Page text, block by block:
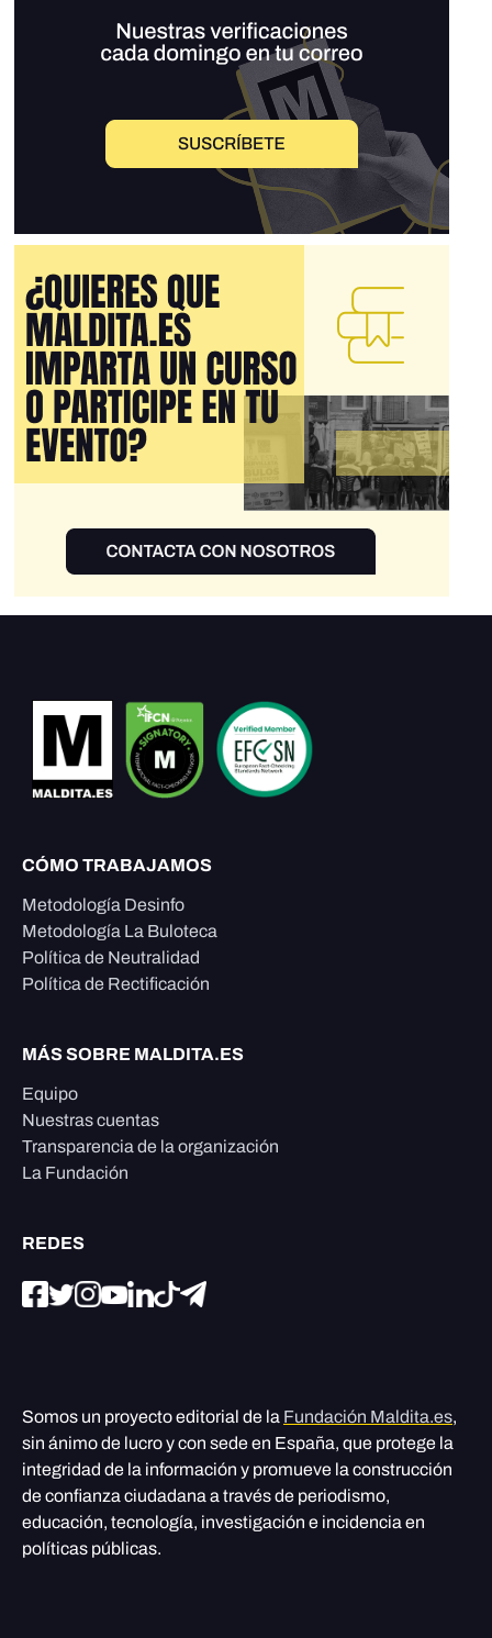
CÓMO TRABAJAMOS
Metodología Desinfo
Metodología La Buloteca
Política de Neutralidad
Política de Rectificación
MÁS SOBRE MALDITA.ES
Equipo
Nuestras cuentas
Transparencia de la organización
La Fundación
REDES
Somos un proyecto editorial de la Fundación Maldita.es,
sin ánimo de lucro y con sede en España, que protege la
integridad de la información y promueve la construcción
de confianza ciudadana a través de periodismo,
educación, tecnología, investigación e incidencia en
políticas públicas.